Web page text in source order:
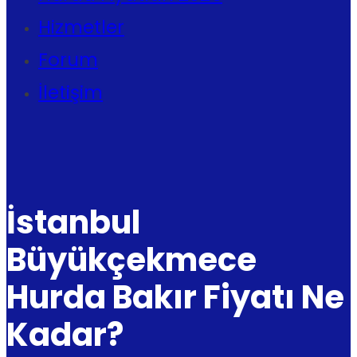
Hizmetler
Forum
İletişim
İstanbul
Büyükçekmece
Hurda Bakır Fiyatı Ne
Kadar?